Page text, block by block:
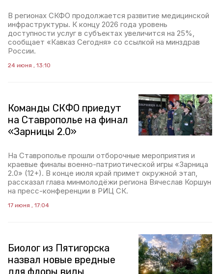
В регионах СКФО продолжается развитие медицинской
инфраструктуры. К концу 2026 года уровень
доступности услуг в субъектах увеличится на 25%,
сообщает «Кавказ Сегодня» со ссылкой на минздрав
России.
24 июня , 13:10
Команды СКФО приедут
на Ставрополье на финал
«Зарницы 2.0»
На Ставрополье прошли отборочные мероприятия и
краевые финалы военно-патриотической игры «Зарница
2.0» (12+). В конце июля край примет окружной этап,
рассказал глава минмолодёжи региона Вячеслав Коршун
на пресс-конференции в РИЦ СК.
17 июня , 17:04
Биолог из Пятигорска
назвал новые вредные
для флоры виды